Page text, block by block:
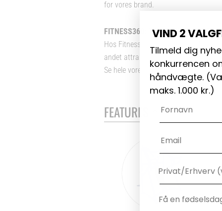
for vores brand.
FITNESS360: TOTALLEVERANDØR
Hos Fitness360 har vi mange års
andet attraktive
Se hele vores plate-loadede sortiment
FEATURES
VIND 2
Tilmeld dig
konkurrencen
håndvægte. (
maks. 1.000 kr.)